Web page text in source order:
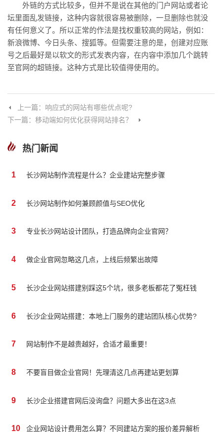
外链的方式比较多，但并不是说在其他的门户网站或者论
坛里面乱发链接，这种内容就很容易被删除，一旦删除也就没
有任何意义了。所以正常的作法是找权重较高的网站，例如：
新浪微博、今日头条、搜狐等。但需要注意的是，创建对应账
号之后最好是以软文的形式发表内容，在内容中添加几个跳转
至官网的超链接。这种方式是比较值得使用的。
上一篇：响应式的网站有哪些优点呢?
下一篇：移动端如何优化获得网站排名？
热门新闻
1 长沙网站制作流程是什么？企业建站完整步骤
2 长沙网站制作如何兼顾颜值与SEO优化
3 专业长沙网站设计团队，打造品牌向企业官网？
4 做企业官网忽略这几点，上线后频繁出故障
5 长沙企业网站搭建别踩这5个坑，很多老板都花了冤枉钱
6 长沙企业网站搭建：本地上门服务的建站团队核心优势?
7 网站制作不是越贵越好，合适才最重要！
8 不要盲目做企业官网！先理清这几点再建站更划算
9 长沙企业搭建官网后没询盘？问题大多出在这3点
10 企业网站设计费用怎么算？不同建站方案的报价差异解析